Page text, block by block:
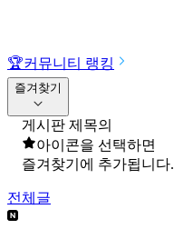
🏆커뮤니티 랭킹
즐겨찾기
게시판 제목의
아이콘을 선택하면
즐겨찾기에 추가됩니다.
전체글